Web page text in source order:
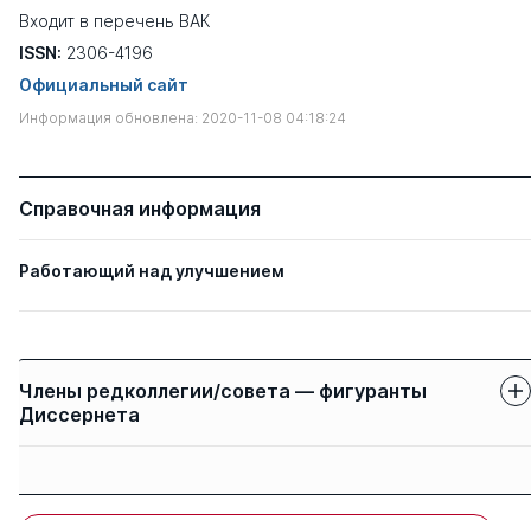
Входит в перечень ВАК
ISSN: 2306-4196
Официальный сайт
Информация обновлена: 2020-11-08 04:18:24
Справочная информация
Работающий над улучшением
Члены редколлегии/совета — фигуранты
Диссернета